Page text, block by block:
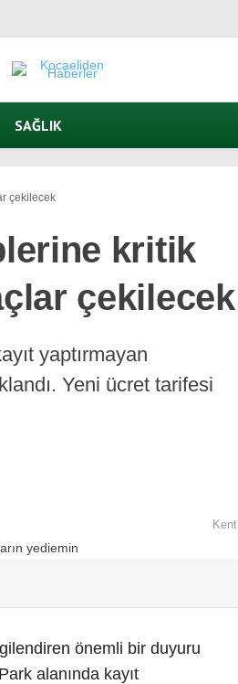
SAĞLIK
çekilecek
kritik
çekilecek
yaptırmayan
Yeni ücret tarifesi
Kent
önemli bir duyuru
alanında kayıt